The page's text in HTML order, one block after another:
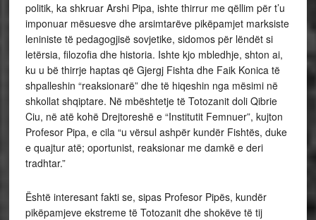
politik, ka shkruar Arshi Pipa, ishte thirrur me qëllim për t’u
imponuar mësuesve dhe arsimtarëve pikëpamjet marksiste
leniniste të pedagogjisë sovjetike, sidomos për lëndët si
letërsia, filozofia dhe historia. Ishte kjo mbledhje, shton ai,
ku u bë thirrje haptas që Gjergj Fishta dhe Faik Konica të
shpalleshin “reaksionarë” dhe të hiqeshin nga mësimi në
shkollat shqiptare. Në mbështetje të Totozanit doli Qibrie
Ciu, në atë kohë Drejtoreshë e “Institutit Femnuer”, kujton
Profesor Pipa, e cila “u vërsul ashpër kundër Fishtës, duke
e quajtur atë; oportunist, reaksionar me damkë e deri
tradhtar.”
Është interesant fakti se, sipas Profesor Pipës, kundër
pikëpamjeve ekstreme të Totozanit dhe shokëve të tij